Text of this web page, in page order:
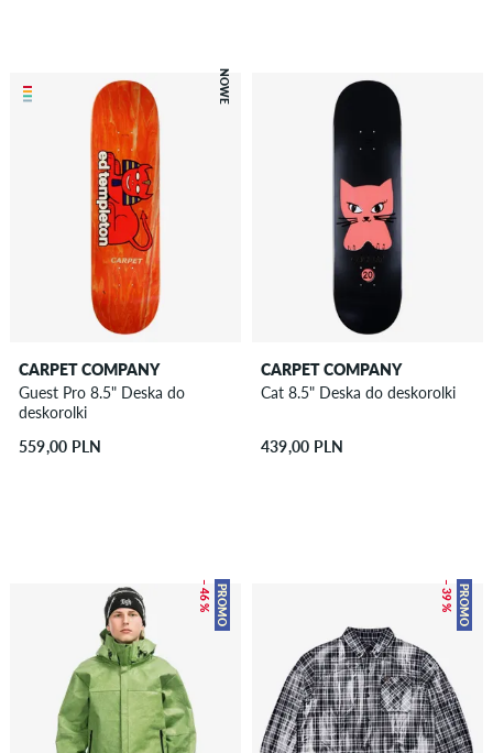
NOWE
CARPET COMPANY
Guest Pro 8.5" Deska do
deskorolki
559,00 PLN
CARPET COMPANY
Cat 8.5" Deska do deskorolki
439,00 PLN
PROMO
– 46 % PROMO
– 39 %